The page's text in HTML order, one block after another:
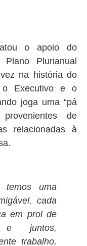
o apoio do
Plurianual
na história do
o Executivo e o
joga uma “pá
de
relacionadas à
uma
cada
em prol de
juntos,
trabalho,